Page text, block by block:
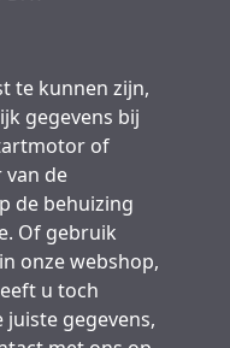
te kunnen zijn,
gegevens bij
of
van de
de behuizing
Of gebruik
onze webshop,
u toch
gegevens,